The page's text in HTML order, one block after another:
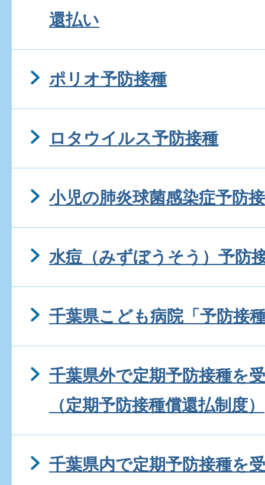
還払い
ポリオ予防接種
ロタウイルス予防接種
小児の肺炎球菌感染症予防
水痘（みずぼうそう）予防
千葉県こども病院「予防接
千葉県外で定期予防接種を
（定期予防接種償還払制度）
千葉県内で定期予防接種を